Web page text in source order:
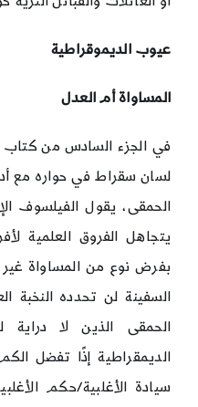
عيوب الديموقراطية
المساواة أم العدل
في الجزء السادس من كتاب
لسان سقراط في حواره مع
الحمقى، يقول الفيلسوف
يتجاهل الفروق العلمية
بفرض نوع من المساواة
السفينة لن تحدده النخبة
الحمقى الذين لا دراية
الديمقراطية إذًا تفضل
سيادة الأغلبية/حكم